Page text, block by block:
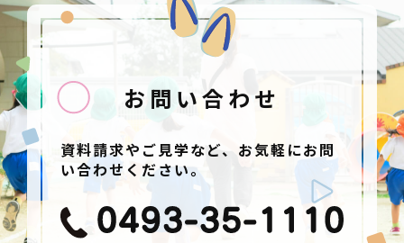
お問い合わせ
資料請求やご見学など、お気軽にお問
い合わせください。